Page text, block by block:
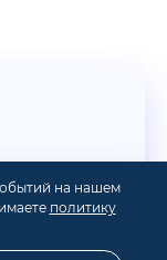
на нашем
политику